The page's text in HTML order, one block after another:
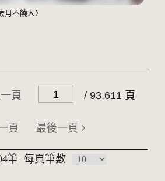
月不饒人〉
頁 / 93,611 頁
頁 最後一頁
筆 每頁筆數